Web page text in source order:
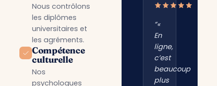
Nous contrôlons
les diplômes
universitaires et
les agréments.
Compétence
culturelle
Nos
psychologues
“«
En
ligne,
c’est
beaucoup
plus